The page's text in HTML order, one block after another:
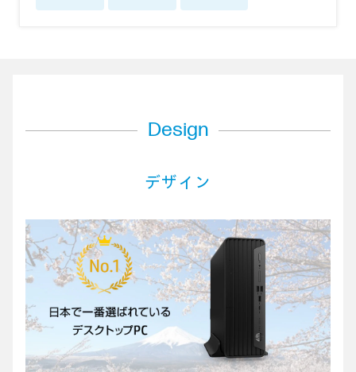
Design
デザイン